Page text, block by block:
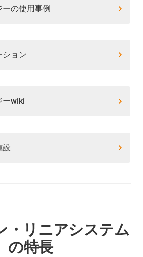
ーの使用事例
ション
ーwiki
設
・リニアシステム
の特長